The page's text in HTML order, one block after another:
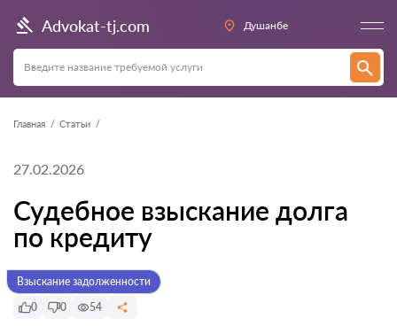
Advokat-tj.com Душанбе
Главная Статьи
27.02.2026
Судебное взыскание долга
по кредиту
Взыскание задолженности
0
0 54